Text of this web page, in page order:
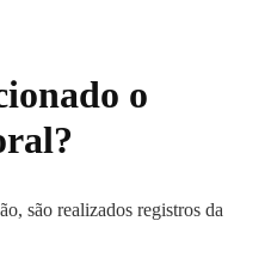
o
são realizados registros da